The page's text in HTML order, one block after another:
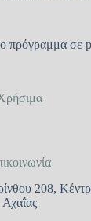
πρόγραμμα σε
208,
Αχαΐας